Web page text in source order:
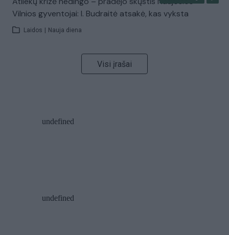
Vilnios gyventojai: I. Budraitė atsakė, kas vyksta
Laidos Nauja diena
Visi įrašai